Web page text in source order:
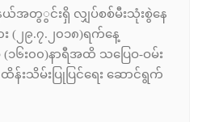
ယ်အတွွင်းရှိ လျှပ်စစ်မီးသုံးစွဲနေ
(၂၉.၇.၂၀၁၈)ရက်နေ့
၁၆း၀၀)နာရီအထိ သပြေဝ-ဝမ်း
န်းသိမ်းပြုပြင်ရေး ဆောင်ရွက်